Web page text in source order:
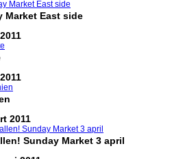
Market East side
2011
Sunday Market 3 april